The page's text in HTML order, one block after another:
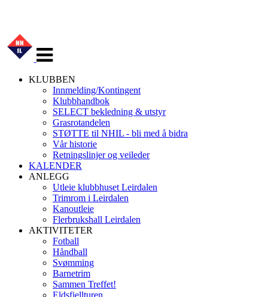
navigasjon
KLUBBEN
Innmelding/Kontingent
Klubbhandbok
SELECT bekledning & utstyr
Grasrotandelen
STØTTE til NHIL - bli med å bidra
Vår historie
Retningslinjer og veileder
KALENDER
ANLEGG
Utleie klubbhuset Leirdalen
Trimrom i Leirdalen
Kanoutleie
Flerbrukshall Leirdalen
AKTIVITETER
Fotball
Håndball
Svømming
Barnetrim
Sammen Treffet!
Eldsfjellturen